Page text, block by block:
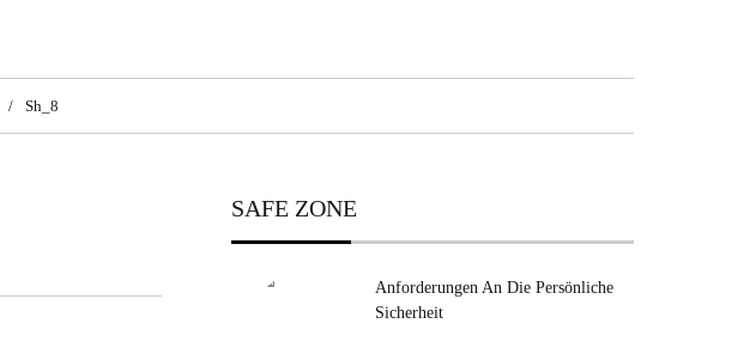
Sh_8
SAFE ZONE
Anforderungen An Die Persönliche
Sicherheit